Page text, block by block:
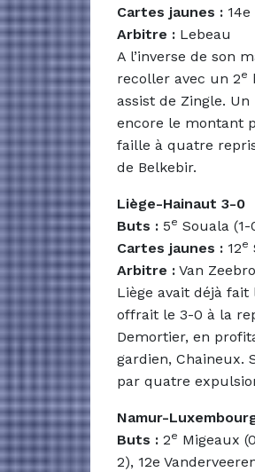
Cartes jaunes :
Arbitre : Lebeau
A l’inverse de son
recoller avec un 2e
assist de Zingle.
encore le montant
faille à quatre
de Belkebir.
Liège-Hainaut 3-0
Buts : 5e Souala (1-
Cartes jaunes : 12e
Arbitre : Van
Liège avait déjà
offrait le 3-0 à la
Demortier, en
gardien, Chaineux.
par quatre
Namur-
Buts : 2e Migeaux
2), 12e